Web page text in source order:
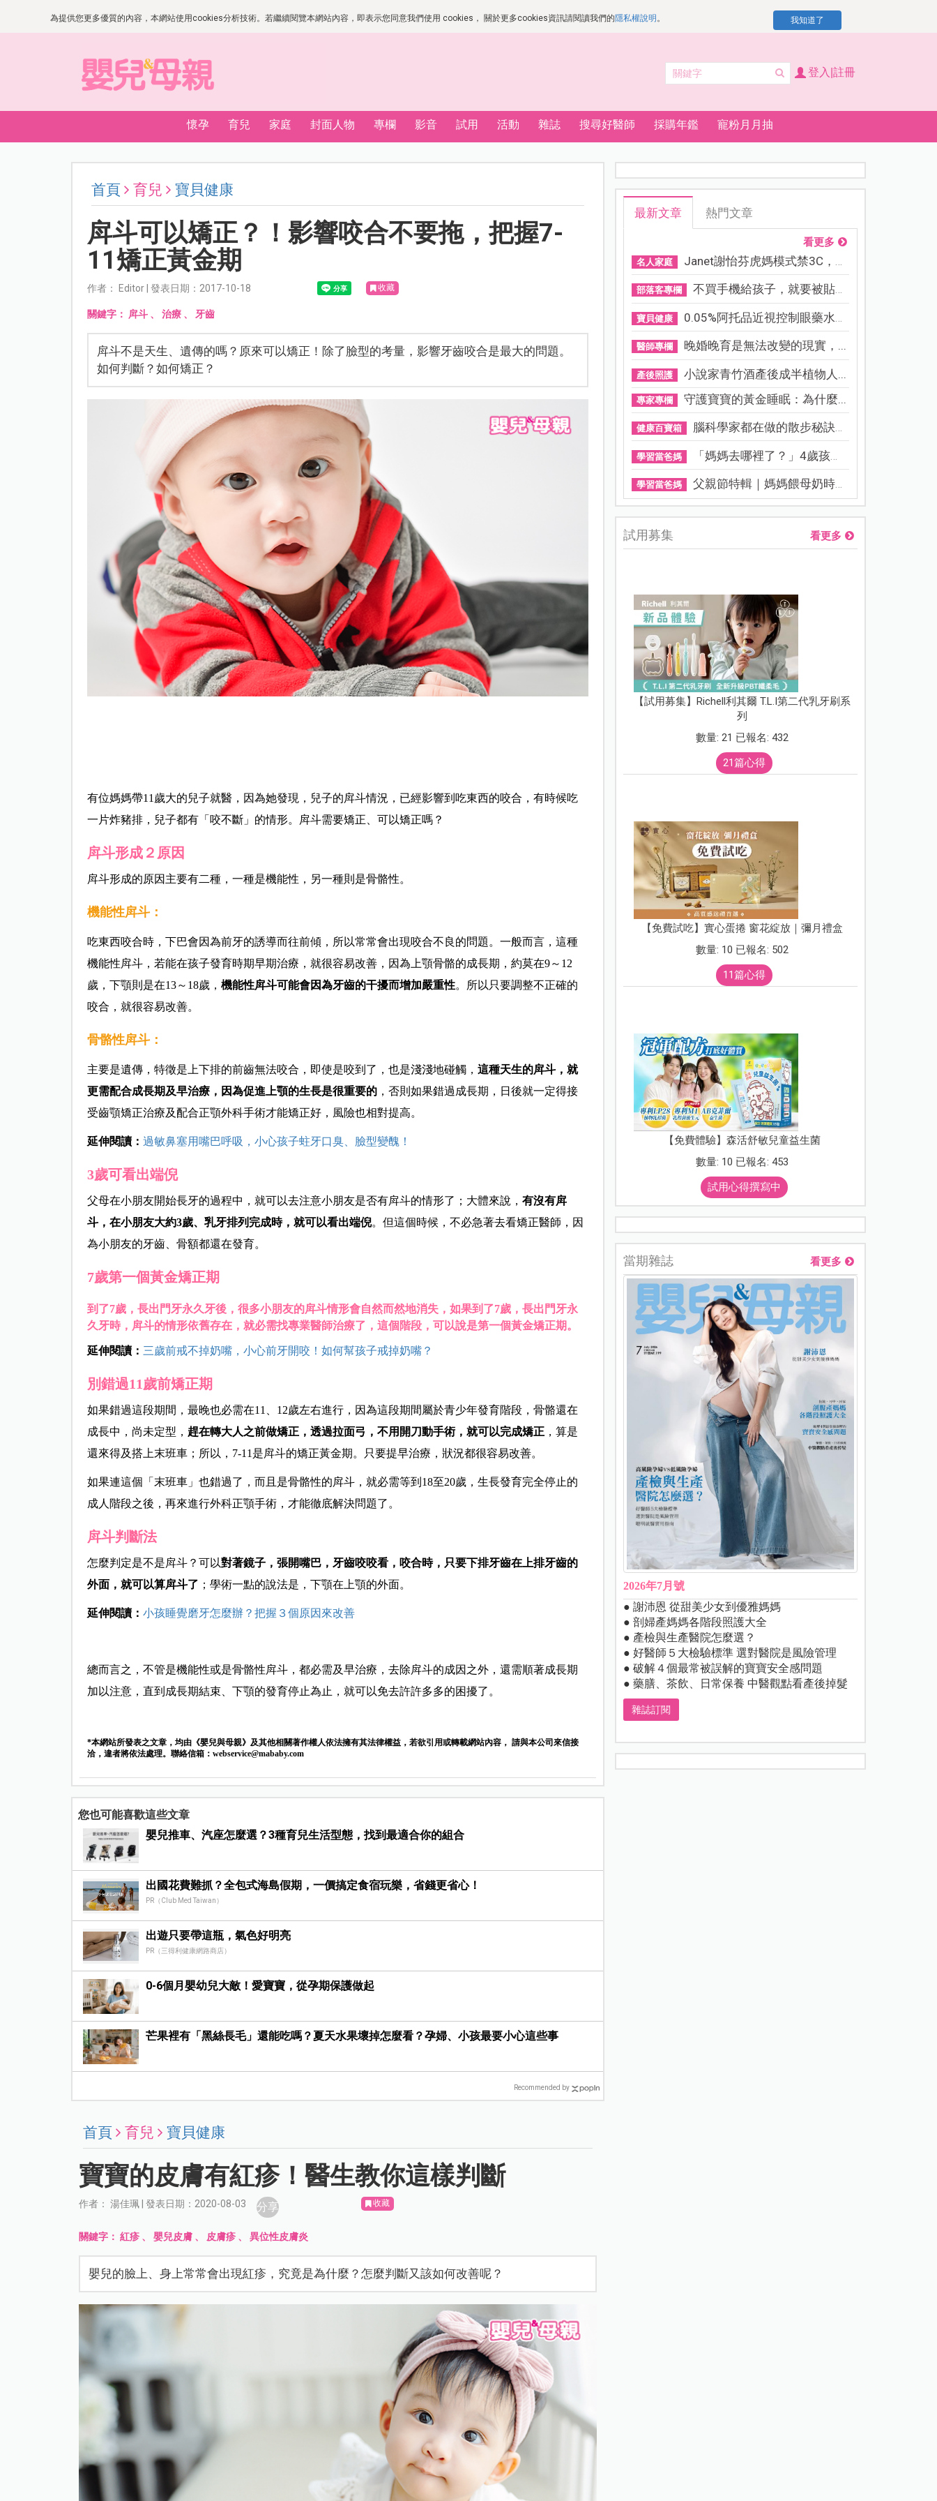
為提供您更多優質的內容，本網站使用cookies分析技術。若繼續閱覽本網站內容，即表示您同意我們使用 cookies， 關於更多cookies資訊請閱讀我們的隱私權說明 。 我知道了
登入|註冊
懷孕 育兒 家庭 封面人物 專欄 影音 試用 活動 雜誌 搜尋好醫師 採購年鑑 寵粉月月抽
首頁 育兒 寶貝健康
戽斗可以矯正？！影響咬合不要拖，把握7-
11矯正黃金期
作者： Editor | 發表日期：2017-10-18 收藏
關鍵字： 戽斗、 治療、 牙齒
戽斗不是天生、遺傳的嗎？原來可以矯正！除了臉型的考量，影響牙齒咬合是最大的問題。
如何判斷？如何矯正？
有位媽媽帶11歲大的兒子就醫， 因為她發現，兒子的戽斗情況，已經影響到吃東西的咬合，有時候吃
一片炸豬排，兒子都有「咬不斷」的情形。戽斗需要矯正、可以矯正嗎？
戽斗形成２ 原因
戽斗形成的原因主要有二種，一種是機能性，另一種則是骨骼性。
機能性戽斗：
吃東西咬合時，下巴會因為前牙的誘導而往前傾，所以常常會出現咬合不良的問題。一般而言，這種
機能性戽斗，若能在孩子發育時期早期治療，就很容易改善，因為上顎骨骼的成長期，約莫在9～12
歲，下顎則是在13～18歲， 機能性戽斗可能會因為牙齒的干擾而增加嚴重性。所以只要調整不正確的
咬合，就很容易改善。
骨骼性戽斗：
主要是遺傳，特徵是上下排的前齒無法咬合，即使是咬到了，也是淺淺地碰觸， 這種天生的戽斗，就
更需配合成長期及早治療，因為促進上顎的生長是很重要的，否則如果錯過成長期，日後就一定得接
受齒顎矯正治療及配合正顎外科手術才能矯正好，風險也相對提高。
延伸閱讀： 過敏鼻塞用嘴巴呼吸，小心孩子蛀牙口臭、臉型變醜！
3歲可看出端倪
父母在小朋友開始長牙的過程中，就可以去注意小朋友是否有戽斗的情形了；大體來說， 有沒有戽
斗，在小朋友大約3歲、乳牙排列完成時，就可以看出端倪。但這個時候，不必急著去看矯正醫師，因
為小朋友的牙齒、骨額都還在發育。
7歲第一個黃金矯正期
到了7歲，長出門牙永久牙後，很多小朋友的戽斗情形會自然而然地消失， 如果到了7歲，長出門牙永
久牙時，戽斗的情形依舊存在，就必需找專業醫師治療了 ，這個階段，可以說是第一個黃金矯正期。
延伸閱讀： 三歲前戒不掉奶嘴，小心前牙開咬！如何幫孩子戒掉奶嘴？
別錯過11 歲前矯正期
如果錯過這段期間，最晚也必需在11、12歲左右進行，因為這段期間屬於青少年發育階段，骨骼還在
成長中，尚未定型， 趕在轉大人之前做矯正，透過拉面弓，不用開刀動手術，就可以完成矯正，算是
還來得及搭上末班車；所以，7-11是戽斗的矯正黃金期。只要提早治療，狀況都很容易改善。
如果連這個「末班車」也錯過了，而且是骨骼性的戽斗，就必需等到18至20歲，生長發育完全停止的
成人階段之後，再來進行外科正顎手術，才能徹底解決問題了。
戽斗判斷法
怎麼判定是不是戽斗？可以對著鏡子，張開嘴巴，牙齒咬咬看，咬合時，只要下排牙齒在上排牙齒的
外面，就可以算戽斗了 ；學術一點的說法是，下顎在上顎的外面。
延伸閱讀： 小孩睡覺磨牙怎麼辦？把握３個原因來改善
總而言之，不管是機能性或是骨骼性戽斗，都必需及早治療，去除戽斗的成因之外，還需順著成長期
加以注意，直到成長期結束、下顎的發育停止為止，就可以免去許許多多的困擾了。
*本網站所發表之文章，均由《嬰兒與母親》及其他相關著作權人依法擁有其法律權益，若欲引用或轉載網站內容， 請與本公司來信接
洽，違者將依法處理。聯絡信箱： webservice@mababy.com
您也可能喜歡這些文章
嬰兒推車、汽座怎麼選？3種育兒生活型態，找到最適合你的組合
出國花費難抓？全包式海島假期，一價搞定食宿玩樂，省錢更省心！
PR（Club Med Taiwan）
出遊只要帶這瓶，氣色好明亮
PR（三得利健康網路商店）
0-6個月嬰幼兒大敵！愛寶寶，從孕期保護做起
芒果裡有「黑絲長毛」還能吃嗎？夏天水果壞掉怎麼看？孕婦、小孩最要小心這些事
Recommended by
首頁 育兒 寶貝健康
寶寶的皮膚有紅疹！醫生教你這樣判斷
作者： 湯佳珮 | 發表日期：2020-08-03 分享 收藏
關鍵字：紅疹 、嬰兒皮膚 、 皮膚疹 、異位性皮膚炎
嬰兒的臉上、身上常常會出現紅疹，究竟是為什麼？怎麼判斷又該如何改善呢？
最新文章 熱門文章
看更多
名人家庭 Janet謝怡芬虎媽模式禁3C，看...
部落客專欄 不買手機給孩子，就要被貼「...
寶貝健康 0.05%阿托品近視控制眼藥水納...
醫師專欄 晚婚晚育是無法改變的現實，...
產後照護 小說家青竹酒產後成半植物人...
專家專欄 守護寶寶的黃金睡眠：為什麼...
健康百寶箱 腦科學家都在做的散步秘訣！...
學習當爸媽 「媽媽去哪裡了？」4歲孩子還...
學習當爸媽 父親節特輯｜媽媽餵母奶時，...
試用募集 看更多
【試用募集】Richell利其爾 T.L.I第二代乳牙刷系
列
數量: 21 已報名: 432
21篇心得
【免費試吃】實心蛋捲 窗花綻放｜彌月禮盒
數量: 10 已報名: 502
11篇心得
【免費體驗】森活舒敏兒童益生菌
數量: 10 已報名: 453
試用心得撰寫中
當期雜誌 看更多
2026年7月號
● 謝沛恩 從甜美少女到優雅媽媽
● 剖婦產媽媽各階段照護大全
● 產檢與生產醫院怎麼選？
● 好醫師５大檢驗標準 選對醫院是風險管理
● 破解４個最常被誤解的寶寶安全感問題
● 藥膳、茶飲、日常保養 中醫觀點看產後掉髮
雜誌訂閱